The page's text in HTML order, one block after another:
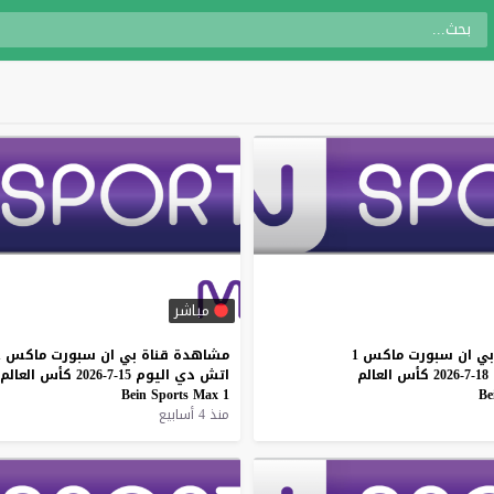
بي ان سبورت ماكس 1
18-7-2026 كأس العالم
مباشر
مشاهدة قناة بي ان سبورت ماكس
اتش دي اليوم 15-7-2026 كأس العالم
BeinSportsMax 1
منذ 4 أسابيع